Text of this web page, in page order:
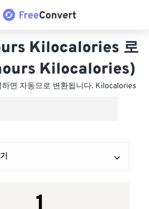
Kilocalories 로
Kilocalories)
면 자동으로 변환됩니다. Kilocalories